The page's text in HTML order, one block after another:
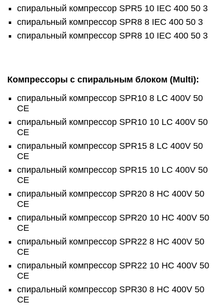
спиральный компрессор SPR5 10 IEC 400 50 3
спиральный компрессор SPR8 8 IEC 400 50 3
спиральный компрессор SPR8 10 IEC 400 50 3
Компрессоры с спиральным блоком (Multi):
спиральный компрессор SPR10 8 LC 400V 50
CE
спиральный компрессор SPR10 10 LC 400V 50
CE
спиральный компрессор SPR15 8 LC 400V 50
CE
спиральный компрессор SPR15 10 LC 400V 50
CE
спиральный компрессор SPR20 8 HC 400V 50
CE
спиральный компрессор SPR20 10 HC 400V 50
CE
спиральный компрессор SPR22 8 HC 400V 50
CE
спиральный компрессор SPR22 10 HC 400V 50
CE
спиральный компрессор SPR30 8 HC 400V 50
CE